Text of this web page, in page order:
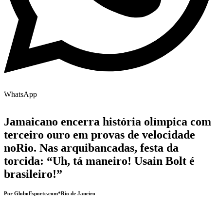
WhatsApp
Jamaicano encerra história olímpica com
terceiro ouro em provas de velocidade
noRio. Nas arquibancadas, festa da
torcida: “Uh, tá maneiro! Usain Bolt é
brasileiro!”
Por GloboEsporte.com*Rio de Janeiro